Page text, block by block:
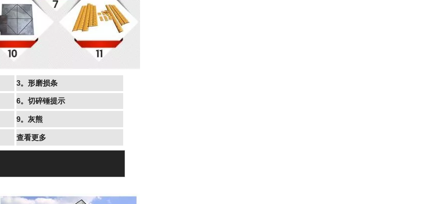
3。形磨损条
6。切碎锤提示
9。灰熊
查看更多